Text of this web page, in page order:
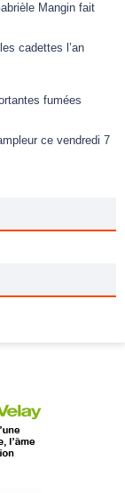
Mangin fait
cadettes l’an
fumées
ce vendredi 7